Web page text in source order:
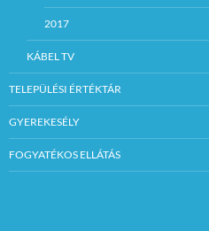
2017
KÁBEL TV
TELEPÜLÉSI ÉRTÉKTÁR
GYEREKESÉLY
FOGYATÉKOS ELLÁTÁS